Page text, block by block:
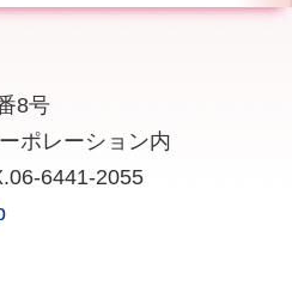
8号
ポレーション内
6441-2055